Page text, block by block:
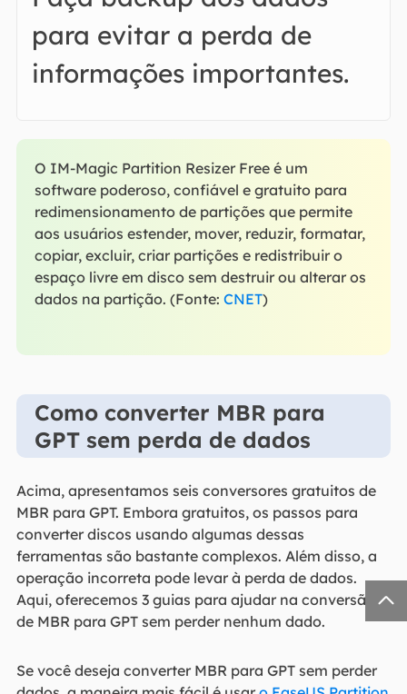
para evitar a perda de
informações importantes.
O IM-Magic Partition Resizer Free é um
software poderoso, confiável e gratuito para
redimensionamento de partições que permite
aos usuários estender, mover, reduzir, formatar,
copiar, excluir, criar partições e redistribuir o
espaço livre em disco sem destruir ou alterar os
dados na partição. (Fonte: CNET)
Como converter MBR para
GPT sem perda de dados
Acima, apresentamos seis conversores gratuitos de
MBR para GPT. Embora gratuitos, os passos para
converter discos usando algumas dessas
ferramentas são bastante complexos. Além disso, a
operação incorreta pode levar à perda de dados.
Aqui, oferecemos 3 guias para ajudar na conversão
de MBR para GPT sem perder nenhum dado.
Se você deseja converter MBR para GPT sem perder
